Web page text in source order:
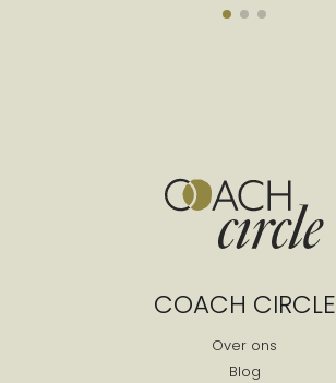
COACH CIRCLE
Over ons
Blog